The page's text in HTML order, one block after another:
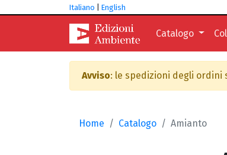
Italiano English
Catalogo
Avviso: le spedizioni degli ordini
Home Catalogo Amianto